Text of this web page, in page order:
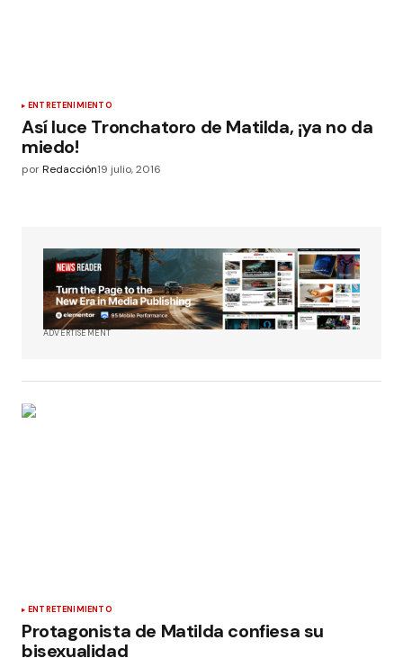
ENTRETENIMIENTO
Así luce Tronchatoro de Matilda, ¡ya no da
miedo!
porRedacción19 julio, 2016
ADVERTISEMENT
ENTRETENIMIENTO
Protagonista de Matilda confiesa su
bisexualidad